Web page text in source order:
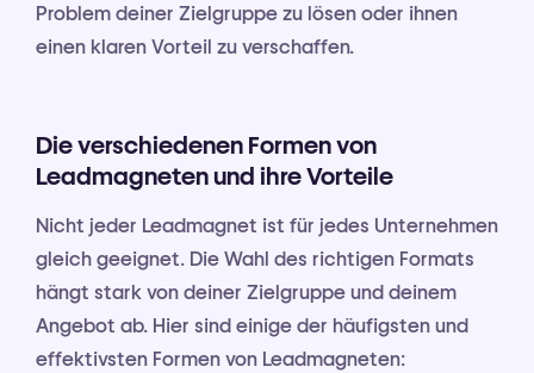
Problem deiner Zielgruppe zu lösen oder ihnen
einen klaren Vorteil zu verschaffen.
Die verschiedenen Formen von
Leadmagneten und ihre Vorteile
Nicht jeder Leadmagnet ist für jedes Unternehmen
gleich geeignet. Die Wahl des richtigen Formats
hängt stark von deiner Zielgruppe und deinem
Angebot ab. Hier sind einige der häufigsten und
effektivsten Formen von Leadmagneten: